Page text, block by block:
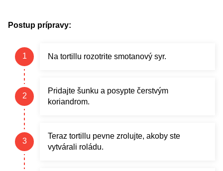
Postup prípravy:
Na tortillu rozotrite smotanový syr.
Pridajte šunku a posypte čerstvým
koriandrom.
Teraz tortillu pevne zrolujte, akoby ste
vytvárali roládu.